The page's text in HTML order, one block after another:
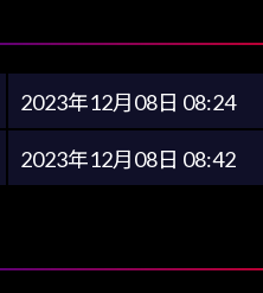
2023年12月08日 08:24
2023年12月08日 08:42